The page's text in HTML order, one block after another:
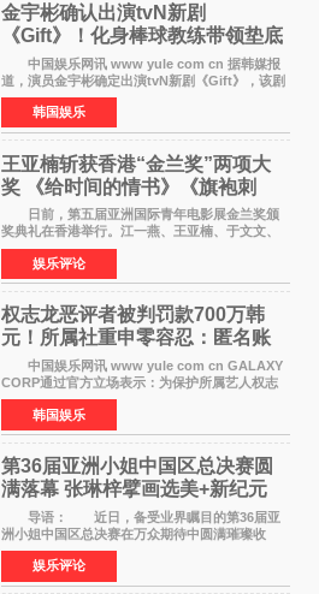
金宇彬确认出演tvN新剧
《Gift》！化身棒球教练带领垫底
球队逆袭
中国娱乐网讯 www yule com cn 据韩媒报
道，演员金宇彬确定出演tvN新剧《Gift》，该剧
预计将于下半年播出，引发观众高度期待。
本剧改编自同名网络漫画，讲述一位经历意外事
故后获得特殊
韩国娱乐
王亚楠斩获香港“金兰奖”两项大
奖 《给时间的情书》《旗袍刺
客》双双获肯定
日前，第五届亚洲国际青年电影展金兰奖颁
奖典礼在香港举行。江一燕、王亚楠、于文文、
李东学等知名演员出席活动。著名演员、导演王
亚楠凭借音乐故事片《给时间的情书》和院线电
影《旗袍刺客》
娱乐评论
权志龙恶评者被判罚款700万韩
元！所属社重申零容忍：匿名账
号也难逃刑责
中国娱乐网讯 www yule com cn GALAXY
CORP通过官方立场表示：为保护所属艺人权志
龙的名誉和权益，将持续对网络上发生的名誉损
害、散布虚假事实、侮辱、恶意诽谤等行为采取
法律应对措施。
韩国娱乐
第36届亚洲小姐中国区总决赛圆
满落幕 张琳梓擘画选美+新纪元
导语： 近日，备受业界瞩目的第36届亚
洲小姐中国区总决赛在万众期待中圆满璀璨收
官。整场盛典汇聚万千芳华，不仅完成了新一届
美丽代言人的加冕选拔，更在行业发展层面带来
颠覆性突破。活动
娱乐评论